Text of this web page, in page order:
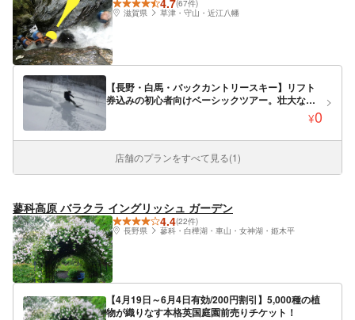
4.7(67件)
滋賀県
草津・守山・近江八幡
【長野・白馬・バックカントリースキー】リフト
券込みの初心者向けベーシックツアー。壮大なス
¥0
店舗のプランをすべて見る(1)
蓼科高原 バラクラ イングリッシュ ガーデン
4.4(22件)
長野県
蓼科・白樺湖・車山・女神湖・姫木平
【4月19日～6月4日有効/200円割引】5,000種の植
物が織りなす本格英国庭園前売りチケット！